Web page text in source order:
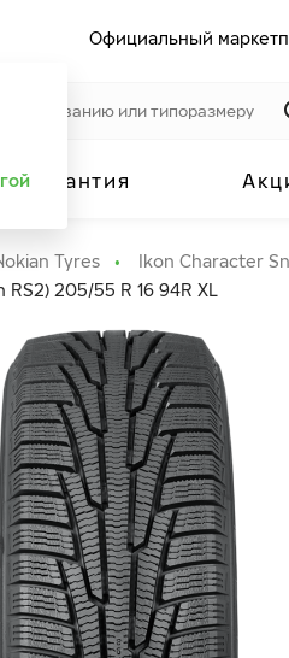
Официальный
гарантия
Tyres
Ikon Character
205/55 R 16 94R XL